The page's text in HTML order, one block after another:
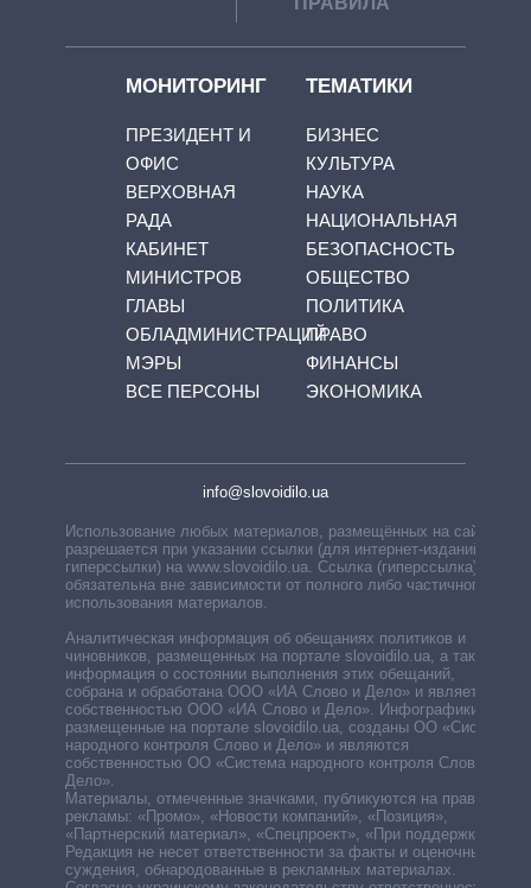
МОНИТОРИНГ
ПРЕЗИДЕНТ И
ОФИС
ВЕРХОВНАЯ
РАДА
КАБИНЕТ
МИНИСТРОВ
ГЛАВЫ
ОБЛАДМИНИСТРАЦИЙ
МЭРЫ
ВСЕ ПЕРСОНЫ
ТЕМАТИКИ
БИЗНЕС
КУЛЬТУРА
НАУКА
НАЦИОНАЛЬНАЯ
БЕЗОПАСНОСТЬ
ОБЩЕСТВО
ПОЛИТИКА
ПРАВО
ФИНАНСЫ
ЭКОНОМИКА
info@slovoidilo.ua
Использование любых материалов, размещённых на сайте,
разрешается при указании ссылки (для интернет-изданий —
гиперссылки) на www.slovoidilo.ua. Ссылка (гиперссылка)
обязательна вне зависимости от полного либо частичного
использования материалов.
Аналитическая информация об обещаниях политиков и
чиновников, размещенных на портале slovoidilo.ua, а также
информация о состоянии выполнения этих обещаний,
собрана и обработана ООО «ИА Слово и Дело» и является
собственностью ООО «ИА Слово и Дело». Инфографики,
размещенные на портале slovoidilo.ua, созданы ОО «Система
народного контроля Слово и Дело» и являются
собственностью ОО «Система народного контроля Слово и
Дело».
Материалы, отмеченные значками, публикуются на правах
рекламы: «Промо», «Новости компаний», «Позиция»,
«Партнерский материал», «Спецпроект», «При поддержке».
Редакция не несет ответственности за факты и оценочные
суждения, обнародованные в рекламных материалах.